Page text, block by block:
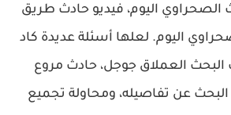
اليوم، فيديو حادث طريق
اليوم. لعلها أسئلة عديدة كاد
البحث العملاق جوجل، حادث مروع
عن تفاصيله، ومحاولة تجميع